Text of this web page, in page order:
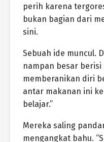
perih karena
bukan bagian dari
sini.
Sebuah ide muncul.
nampan besar berisi
memberanikan diri
antar makanan ini
belajar.”
Mereka saling
mengangkat bahu.